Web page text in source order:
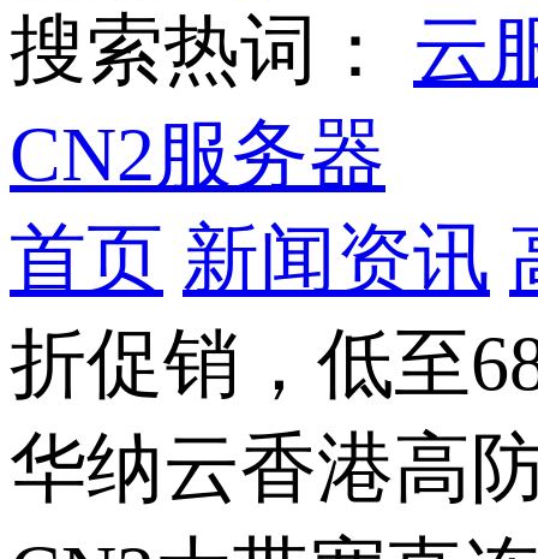
搜索热词： 云
CN2服务器
首页 新闻资讯
折促销，低至
华纳云香港高